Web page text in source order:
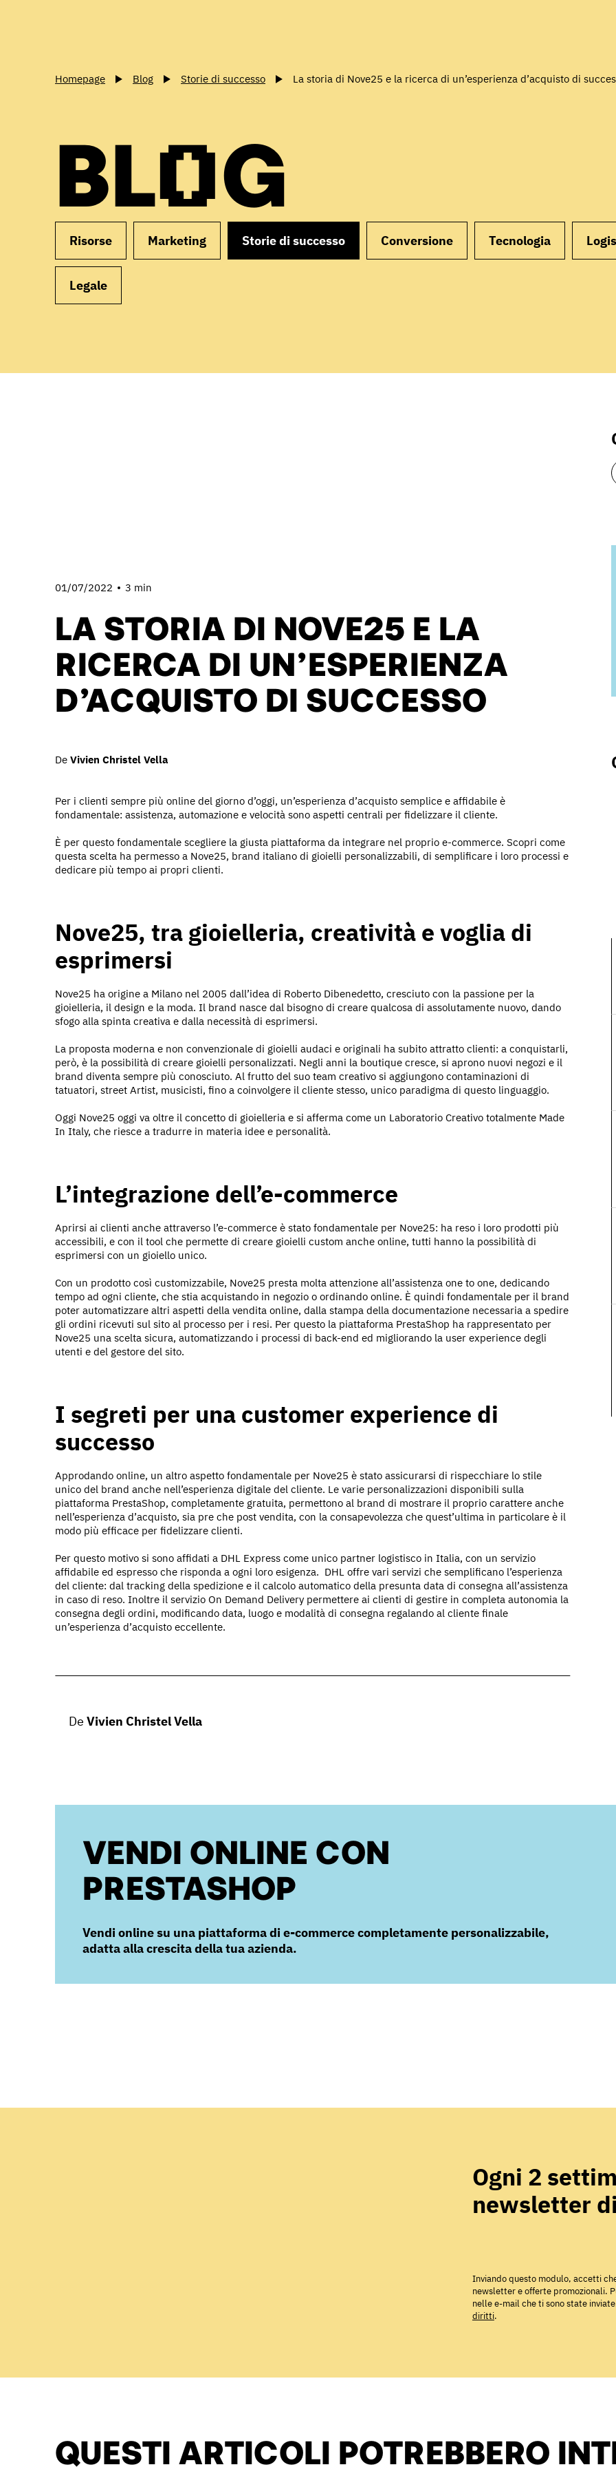
Homepage Blog Storie di successo La storia di Nove25 e la ricerca di un’esperienza d’acquisto di
BLOG
Risorse Marketing Storie di successo Conversione Tecnologia
Legale
01/07/2022 3 min
LA STORIA DI NOVE25 E LA
RICERCA DI UN’ESPERIENZA
D’ACQUISTO DI SUCCESSO
De Vivien Christel Vella
Per i clienti sempre più online del giorno d’oggi, un’esperienza d’acquisto semplice e affidabile è
fondamentale: assistenza, automazione e velocità sono aspetti centrali per fidelizzare il cliente.
È per questo fondamentale scegliere la giusta piattaforma da integrare nel proprio e-commerce. Scopri come
questa scelta ha permesso a Nove25, brand italiano di gioielli personalizzabili, di semplificare i loro processi e
dedicare più tempo ai propri clienti.
Nove25, tra gioielleria, creatività e voglia di
esprimersi
Nove25 ha origine a Milano nel 2005 dall’idea di Roberto Dibenedetto, cresciuto con la passione per la
gioielleria, il design e la moda. Il brand nasce dal bisogno di creare qualcosa di assolutamente nuovo, dando
sfogo alla spinta creativa e dalla necessità di esprimersi.
La proposta moderna e non convenzionale di gioielli audaci e originali ha subito attratto clienti: a conquistarli,
però, è la possibilità di creare gioielli personalizzati. Negli anni la boutique cresce, si aprono nuovi negozi e il
brand diventa sempre più conosciuto. Al frutto del suo team creativo si aggiungono contaminazioni di
tatuatori, street Artist, musicisti, fino a coinvolgere il cliente stesso, unico paradigma di questo linguaggio.
Oggi Nove25 oggi va oltre il concetto di gioielleria e si afferma come un Laboratorio Creativo totalmente Made
In Italy, che riesce a tradurre in materia idee e personalità.
L’integrazione dell’e-commerce
Aprirsi ai clienti anche attraverso l’e-commerce è stato fondamentale per Nove25: ha reso i loro prodotti più
accessibili, e con il tool che permette di creare gioielli custom anche online, tutti hanno la possibilità di
esprimersi con un gioiello unico.
Con un prodotto così customizzabile, Nove25 presta molta attenzione all’assistenza one to one, dedicando
tempo ad ogni cliente, che stia acquistando in negozio o ordinando online. È quindi fondamentale per il brand
poter automatizzare altri aspetti della vendita online, dalla stampa della documentazione necessaria a spedire
gli ordini ricevuti sul sito al processo per i resi. Per questo la piattaforma PrestaShop ha rappresentato per
Nove25 una scelta sicura, automatizzando i processi di back-end ed migliorando la user experience degli
utenti e del gestore del sito.
I segreti per una customer experience di
successo
Approdando online, un altro aspetto fondamentale per Nove25 è stato assicurarsi di rispecchiare lo stile
unico del brand anche nell’esperienza digitale del cliente. Le varie personalizzazioni disponibili sulla
piattaforma PrestaShop, completamente gratuita, permettono al brand di mostrare il proprio carattere anche
nell’esperienza d’acquisto, sia pre che post vendita, con la consapevolezza che quest’ultima in particolare è il
modo più efficace per fidelizzare clienti.
Per questo motivo si sono affidati a DHL Express come unico partner logistisco in Italia, con un servizio
affidabile ed espresso che risponda a ogni loro esigenza. DHL offre vari servizi che semplificano l’esperienza
del cliente: dal tracking della spedizione e il calcolo automatico della presunta data di consegna all’assistenza
in caso di reso. Inoltre il servizio On Demand Delivery permettere ai clienti di gestire in completa autonomia la
consegna degli ordini, modificando data, luogo e modalità di consegna regalando al cliente finale
un’esperienza d’acquisto eccellente.
De Vivien Christel Vella
VENDI ONLINE CON
PRESTASHOP
Vendi online su una piattaforma di e-commerce completamente personalizzabile,
adatta alla crescita della tua azienda.
Ogni 2
newsletter
Inviando questo modulo, accetti
newsletter e offerte promozionali.
nelle e-mail che ti sono state
diritti.
QUESTI ARTICOLI POTREBBERO